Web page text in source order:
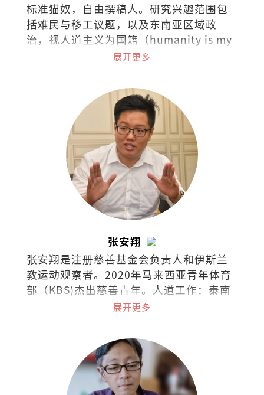
标准猫奴，自由撰稿人。研究兴趣范围包
括难民与移工议题，以及东南亚区域政
治，视人道主义为国籍（humanity is my
nationality）。热爱阅读，下厨，骑车和
展开更多
张安翔
张安翔是注册慈善基金会负责人和伊斯兰
教运动观察者。2020年马来西亚青年体育
部（KBS)杰出慈善青年。人道工作：泰南
边界（2016）、克斯巴扎-孟加拉
其（2019）、台湾（2023）、尼泊尔
（2024）和约旦（2024）。
展开更多